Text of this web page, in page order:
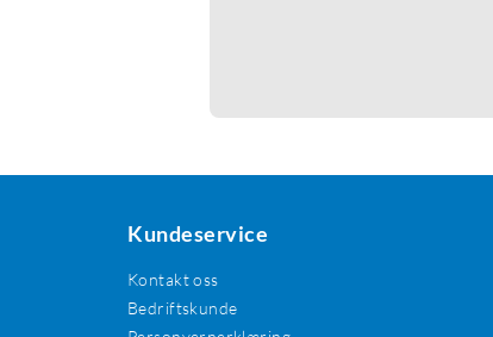
Kundeservice
Kontakt oss
Bedriftskunde